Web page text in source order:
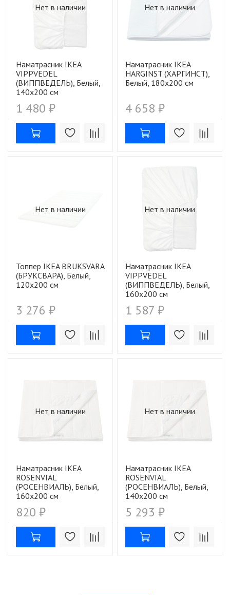
Нет в наличии
Наматрасник IKEA
VIPPVEDEL
(ВИППВЕДЕЛЬ), Белый,
140х200 см
1 480 ₽
Нет в наличии
Наматрасник IKEA
HARGINST (ХАРГИНСТ),
Белый, 180х200 см
4 658 ₽
Нет в наличии
Топпер IKEA BRUKSVARA
(БРУКСВАРА), Белый,
120х200 см
3 276 ₽
Нет в наличии
Наматрасник IKEA
VIPPVEDEL
(ВИППВЕДЕЛЬ), Белый,
160х200 см
1 587 ₽
Нет в наличии
Наматрасник IKEA
ROSENVIAL
(РОСЕНВИАЛЬ), Белый,
160х200 см
820 ₽
Нет в наличии
Наматрасник IKEA
ROSENVIAL
(РОСЕНВИАЛЬ), Белый,
140х200 см
5 293 ₽